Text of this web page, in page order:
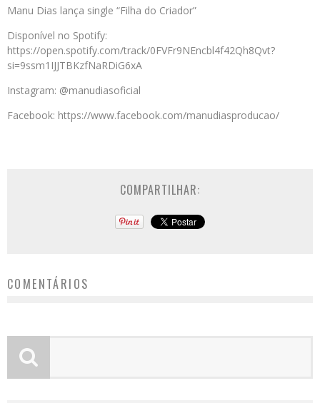
Manu Dias lança single “Filha do Criador”
Disponível no Spotify:
https://open.spotify.com/track/0FVFr9NEncbl4f42Qh8Qvt?
si=9ssm1IJJTBKzfNaRDiG6xA
Instagram: @manudiasoficial
Facebook: https://www.facebook.com/manudiasproducao/
COMPARTILHAR:
COMENTÁRIOS